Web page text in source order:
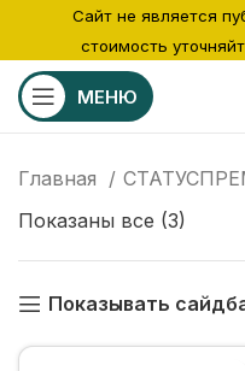
МЕНЮ
Главная
Показаны все (3)
Показывать
Сайт не является
стоимость